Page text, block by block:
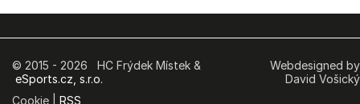
© 2015 - 2026 HC Frýdek Místek &
eSports.cz, s.r.o.
Cookie | RSS
Webdesigned by
David Vošický